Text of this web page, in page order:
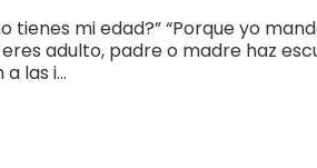
tienes mi edad?” “Porque yo
adulto, padre o madre haz
las i...